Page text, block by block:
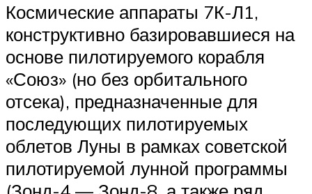
Космические аппараты 7К-Л1,
конструктивно базировавшиеся на
основе пилотируемого корабля
«Союз» (но без орбитального
отсека), предназначенные для
последующих пилотируемых
облетов Луны в рамках советской
пилотируемой лунной программы